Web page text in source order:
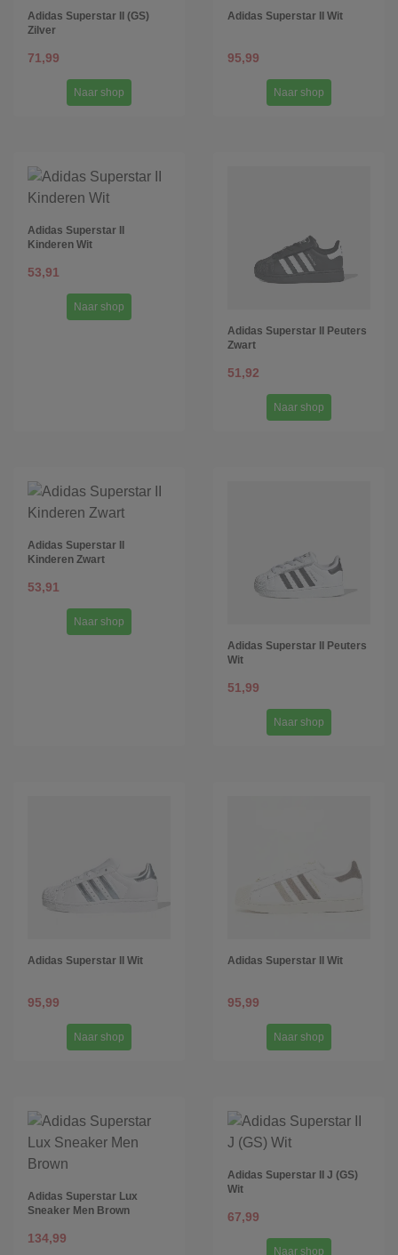
Adidas Superstar II (GS)
Zilver
71,99
Naar shop
Adidas Superstar II Wit
95,99
Naar shop
Adidas Superstar II
Kinderen Wit
53,91
Naar shop
Adidas Superstar II Peuters
Zwart
51,92
Naar shop
Adidas Superstar II
Kinderen Zwart
53,91
Naar shop
Adidas Superstar II Peuters
Wit
51,99
Naar shop
Adidas Superstar II Wit
95,99
Naar shop
Adidas Superstar II Wit
95,99
Naar shop
Adidas Superstar Lux
Sneaker Men Brown
134,99
Adidas Superstar II J (GS)
Wit
67,99
Naar shop